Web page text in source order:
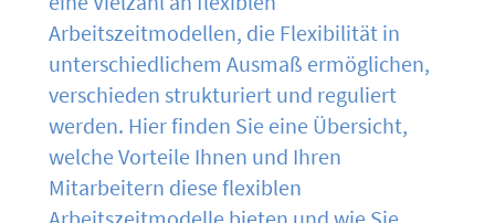
Arbeitszeitmodellen, die Flexibilität in
unterschiedlichem Ausmaß ermöglichen,
verschieden strukturiert und reguliert
werden. Hier finden Sie eine Übersicht,
welche Vorteile Ihnen und Ihren
Mitarbeitern diese flexiblen